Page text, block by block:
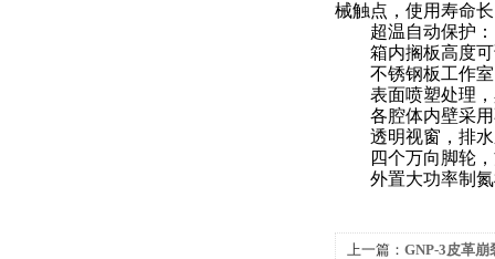
械触点，使用寿命
超温自动保护：
箱内搁板高度可
不锈钢板工作室
表面喷塑处理，
各腔体内壁采用
透明视窗，排水
四个万向脚轮，
外置大功率制氮
上一篇： GNP-3皮革